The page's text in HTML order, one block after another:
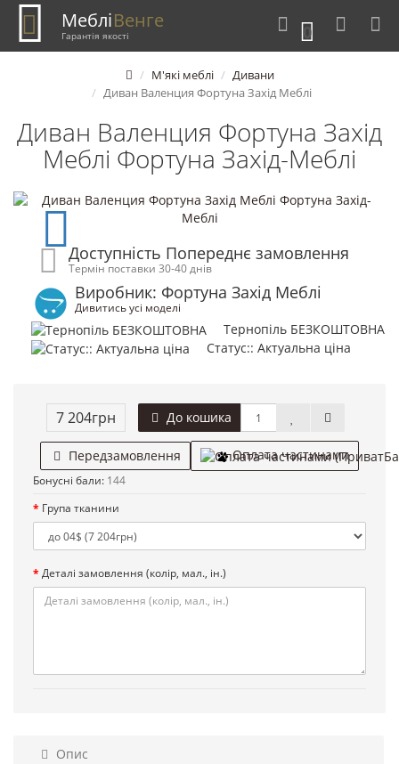
0
МебліВенге
Гарантія якості
М'які меблі
Дивани
Диван Валенция Фортуна Захід Меблі
Диван Валенция Фортуна Захід
Меблі Фортуна Захід-Меблі
Доступність Попереднє замовлення
Термін поставки 30-40 днів
Виробник: Фортуна Захід Меблі
Дивитись усі моделі
Тернопіль БЕЗКОШТОВНА
Статус:: Актуальна ціна
7 204грн До кошика
Передзамовлення Оплата частинами
Бонусні бали: 144
Група тканини
Деталі замовлення (колір, мал., ін.)
Опис